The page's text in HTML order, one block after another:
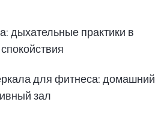
дыхательные практики в
для фитнеса: домашний
зал